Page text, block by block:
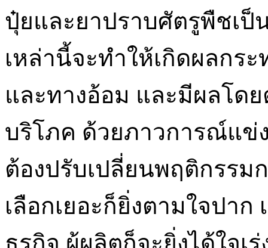
ปุ๋ยและยาปราบศัตรูพืชเป็
เหล่านี้จะทำให้เกิดผลกร
และทางอ้อม และมีผลโด
บริโภค ด้วยภาวการณ์แข่
ต้องปรับเปลี่ยนพฤติกรรม
เลือกเยอะก็ยิ่งตามใจปา
ธุรกิจ ผู้ผลิตก็จะยิ่งได้ใจเ